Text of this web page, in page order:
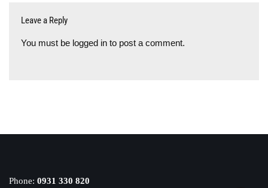
Leave a Reply
You must be logged in to post a comment.
Phone: 0931 330 820